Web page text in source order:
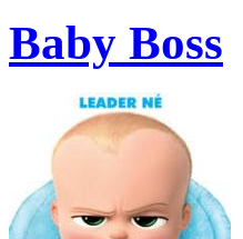
Baby Boss